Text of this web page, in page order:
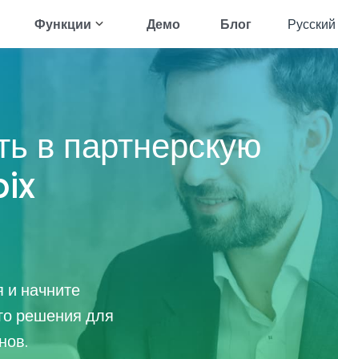
Функции
Читайте Смс-ки
Отслеживать геолокацию
Telegram
Отслеживать галерею
приложения для
Транслировать аудио
Просмотреть историю браузера
Просмотреть историю звонков
All Features
Демо Блог Русский
English
Français
Deutsch
العربية
Türkçe
Español
Português
简体中文
Русский
в партнерскую
и начните
решения для